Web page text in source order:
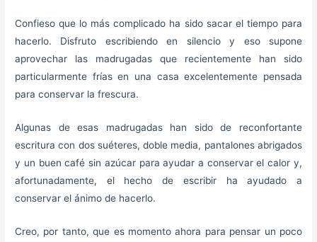
Confieso que lo más complicado ha sido sacar el tiempo para
hacerlo. Disfruto escribiendo en silencio y eso supone
aprovechar las madrugadas que recientemente han sido
particularmente frías en una casa excelentemente pensada
para conservar la frescura.
Algunas de esas madrugadas han sido de reconfortante
escritura con dos suéteres, doble media, pantalones abrigados
y un buen café sin azúcar para ayudar a conservar el calor y,
afortunadamente, el hecho de escribir ha ayudado a
conservar el ánimo de hacerlo.
Creo, por tanto, que es momento ahora para pensar un poco